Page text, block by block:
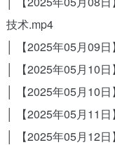
技术.mp4
│ 【2025年05月09
│ 【2025年05月10
│ 【2025年05月10
│ 【2025年05月11
│ 【2025年05月12